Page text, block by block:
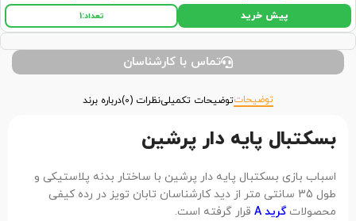
پیش خرید تعداد:1
تماس با کارشناسان
توضیحاتتوضیحات تکمیلینظرات (0) درباره برند
بسکتبال پایه دار پرشین
اسباب بازی بسکتبال پایه دار پرشین با ساختار بدنه پلاستیکی و
طول 35 سانتی متر از دید کارشناسان تابان تویز در رده کیفی
محصولاتگرید A قرار گرفته است.